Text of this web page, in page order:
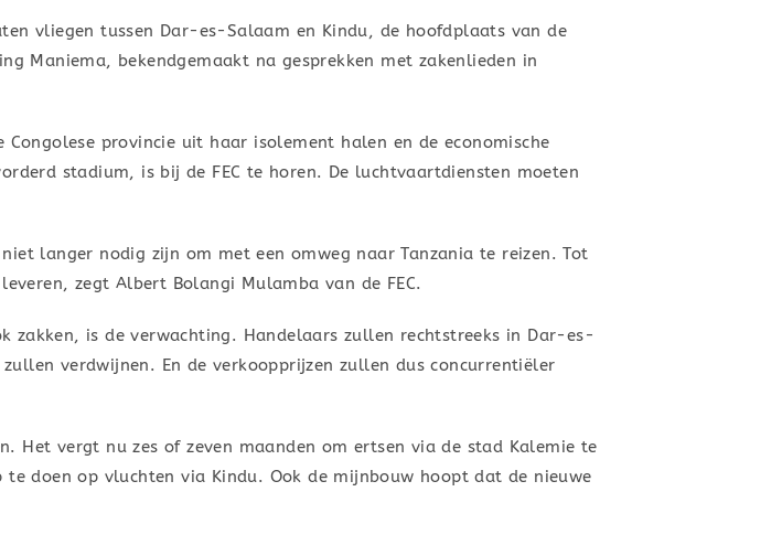
vliegen tussen Dar-es-Salaam en Kindu, de hoofdplaats van de
Maniema, bekendgemaakt na gesprekken met zakenlieden in
provincie uit haar isolement halen en de economische
stadium, is bij de FEC te horen. De luchtvaartdiensten moeten
langer nodig zijn om met een omweg naar Tanzania te reizen. Tot
zegt Albert Bolangi Mulamba van de FEC.
zakken, is de verwachting. Handelaars zullen rechtstreeks in Dar-es-
verdwijnen. En de verkoopprijzen zullen dus concurrentiëler
Het vergt nu zes of zeven maanden om ertsen via de stad Kalemie te
doen op vluchten via Kindu. Ook de mijnbouw hoopt dat de nieuwe